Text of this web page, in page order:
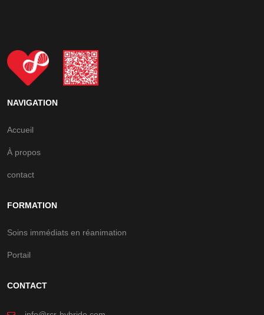
NAVIGATION
Accueil
À propos
contact
FORMATION
Soins immédiats en réanimation
Portail
CONTACT